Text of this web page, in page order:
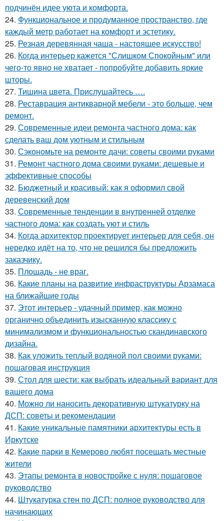
подчинён идее уюта и комфорта.
24. Функциональное и продуманное пространство, где
каждый метр работает на комфорт и эстетику.
25. Резная деревянная чаша - настоящее искусство!
26. Когда интерьер кажется "Слишком Спокойным" или
чего-то явно не хватает - попробуйте добавить яркие
шторы.
27. Тишина цвета. Прислушайтесь ….
28. Реставрация антикварной мебели - это больше, чем
ремонт.
29. Современные идеи ремонта частного дома: как
сделать ваш дом уютным и стильным
30. Сэкономьте на ремонте дачи: советы своими руками
31. Ремонт частного дома своими руками: дешевые и
эффективные способы
32. Бюджетный и красивый: как я оформил свой
деревенский дом
33. Современные тенденции в внутренней отделке
частного дома: как создать уют и стиль
34. Когда архитектор проектирует интерьер для себя, он
нередко идёт на то, что не решился бы предложить
заказчику.
35. Площадь - не враг.
36. Какие планы на развитие инфраструктуры Арзамаса
на ближайшие годы
37. Этот интерьер - удачный пример, как можно
органично объединить изысканную классику с
минимализмом и функциональностью скандинавского
дизайна.
38. Как уложить теплый водяной пол своими руками:
пошаговая инструкция
39. Стол для шести: как выбрать идеальный вариант для
вашего дома
40. Можно ли наносить декоративную штукатурку на
ДСП: советы и рекомендации
41. Какие уникальные памятники архитектуры есть в
Иркутске
42. Какие парки в Кемерово любят посещать местные
жители
43. Этапы ремонта в новостройке с нуля: пошаговое
руководство
44. Штукатурка стен по ДСП: полное руководство для
начинающих